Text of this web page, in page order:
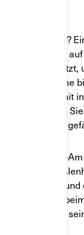
dem Namen?
das, was
Sie sind oft mit
so dass
Ihre Augen zu
einen Can-
ist ein
vor Schmutz
müssen Sie
vorsichtig